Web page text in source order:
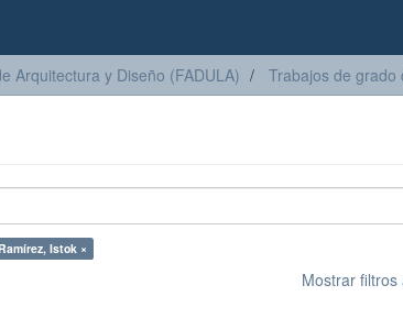
Arquitectura y Diseño (FADULA) Trabajos de grado
Istok ×
Mostrar filtros